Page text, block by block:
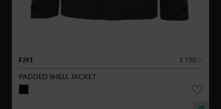
FJ91
1 798 :-
PADDED SHELL JACKET